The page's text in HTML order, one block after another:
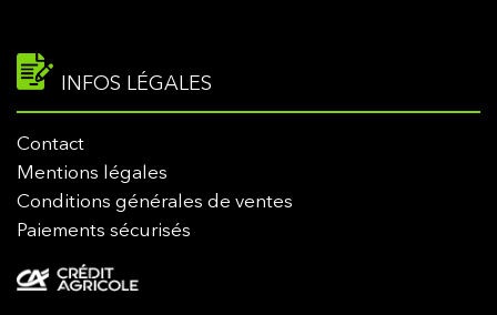
INFOS LÉGALES
Contact
Mentions légales
Conditions générales de ventes
Paiements sécurisés